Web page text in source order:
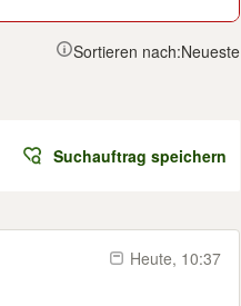
Sortieren nach:Neueste
Suchauftrag speichern
Heute, 10:37